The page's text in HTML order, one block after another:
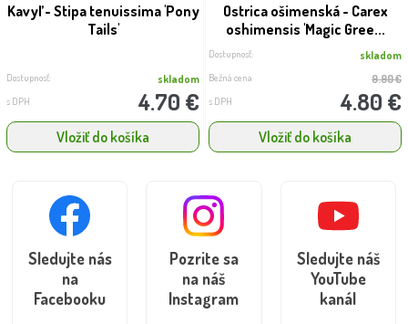
Kavyľ - Stipa tenuissima 'Pony
Tails'
Dostupnosť: skladom
s DPH 4.70 €
Vložiť do košíka
Ostrica ošimenská - Carex
oshimensis 'Magic Gree...
Dostupnosť: skladom
Bežná cena 9.90 €
s DPH 4.80 €
Vložiť do košíka
Sledujte nás
na
Facebooku
Pozrite sa
na náš
Instagram
Sledujte náš
YouTube
kanál